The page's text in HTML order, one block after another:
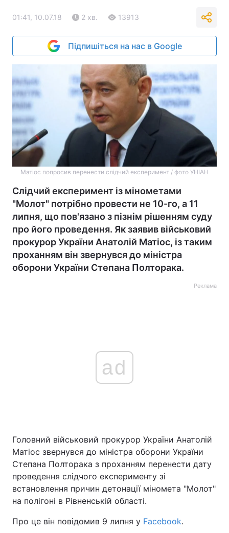
01:41, 10.07.18 2 хв. 13913
Підпишіться на нас в Google
Матіос попросив перенести слідчий експеримент / фото УНІАН
Слідчий експеримент із мінометами
"Молот" потрібно провести не 10-го, а 11
липня, що пов'язано з пізнім рішенням суду
про його проведення. Як заявив військовий
прокурор України Анатолій Матіос, із таким
проханням він звернувся до міністра
оборони України Степана Полторака.
Реклама
ad
Головний військовий прокурор України Анатолій
Матіос звернувся до міністра оборони України
Степана Полторака з проханням перенести дату
проведення слідчого експерименту зі
встановлення причин детонації міномета "Молот"
на полігоні в Рівненській області.
Про це він повідомив 9 липня у Facebook.